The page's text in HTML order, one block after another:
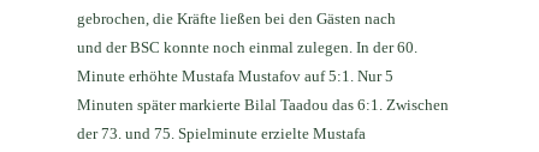
gebrochen, die Kräfte ließen bei den Gästen nach
und der BSC konnte noch einmal zulegen. In der 60.
Minute erhöhte Mustafa Mustafov auf 5:1. Nur 5
Minuten später markierte Bilal Taadou das 6:1. Zwischen
der 73. und 75. Spielminute erzielte Mustafa